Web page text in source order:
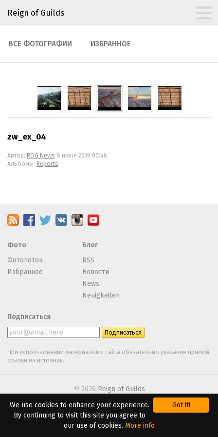
Reign of Guilds
ВСЕ ФОТОГРАФИИ ИЗБРАННОЕ
zw_ex_04
Автор: ROG News 8 июня 2019 00:46
Альбомы: Reports
Фото
Фотопоток
Избранное
Блог
RSS
Новости
News
Neuigkeiten
Подписаться
При использовании материалов с сайта обязательно указание прямой
ссылки на источник.
© 2026 Reign of Guilds
We are usingWebasyst Got it!
We use cookies to enhance your experience.
By continuing to visit this site you agree to
our use of cookies. More info